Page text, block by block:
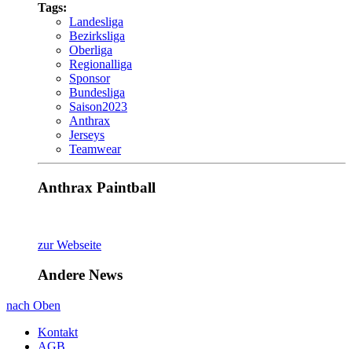
Tags:
Landesliga
Bezirksliga
Oberliga
Regionalliga
Sponsor
Bundesliga
Saison2023
Anthrax
Jerseys
Teamwear
Anthrax Paintball
zur Webseite
Andere News
nach Oben
Kontakt
AGB